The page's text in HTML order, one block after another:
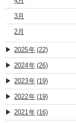
3月
2月
2025 (22)
2024 (26)
2023 (19)
2022 (19)
2021 (16)